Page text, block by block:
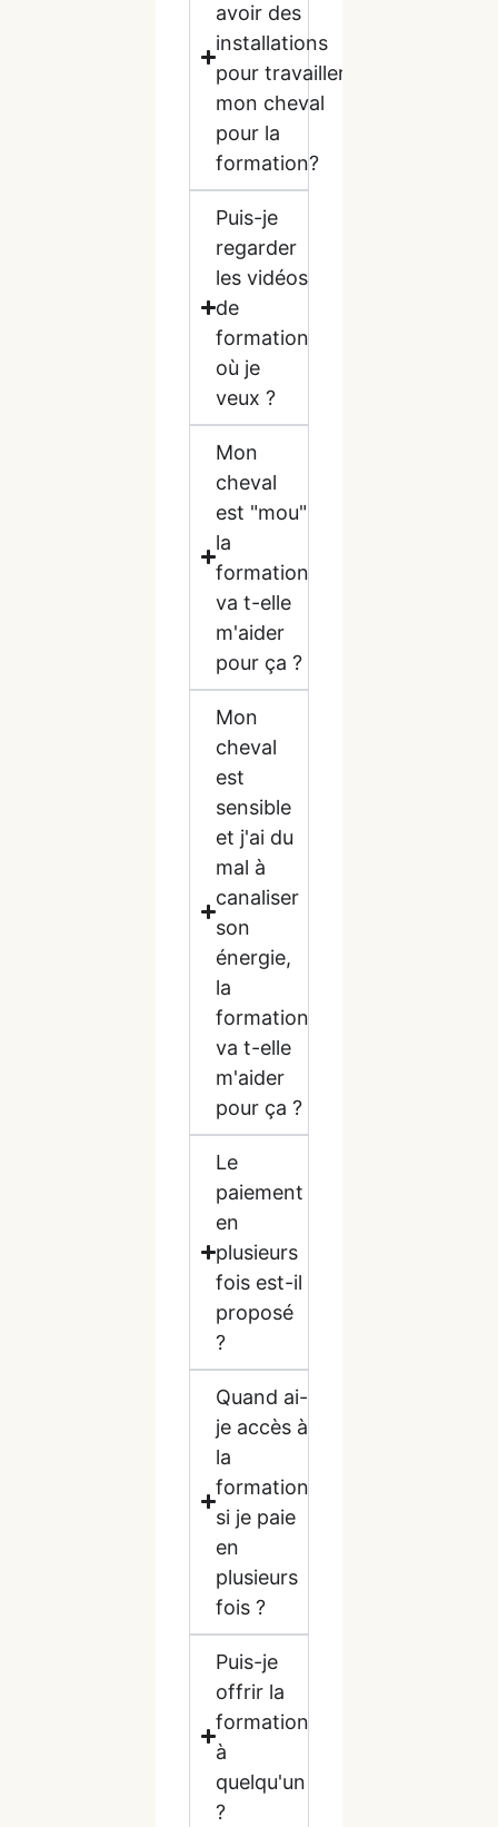
avoir des
installations
pour travailler
mon cheval
pour la
formation?
Puis-je
regarder
les vidéos
de
formation
où je
veux ?
Mon
cheval
est "mou"
la
formation
va t-elle
m'aider
pour ça ?
Mon
cheval
est
sensible
et j'ai du
mal à
canaliser
son
énergie,
la
formation
va t-elle
m'aider
pour ça ?
Le
paiement
en
plusieurs
fois est-il
proposé
?
Quand ai-
je accès à
la
formation
si je paie
en
plusieurs
fois ?
Puis-je
offrir la
formation
à
quelqu'un
?